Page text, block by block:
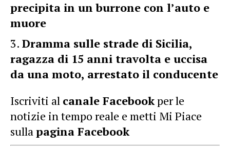
precipita in un burrone con l’auto e
muore
Dramma sulle strade di Sicilia,
ragazza di 15 anni travolta e uccisa
da una moto, arrestato il conducente
Iscriviti al canale Facebookper le
notizie in tempo reale e metti Mi Piace
sullapagina Facebook